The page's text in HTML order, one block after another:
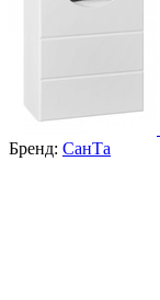
Бренд: СанТа